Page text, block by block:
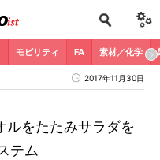
モビリティ FA 素材／化学
2017年11月30日
ルをたたみサラダを
テム